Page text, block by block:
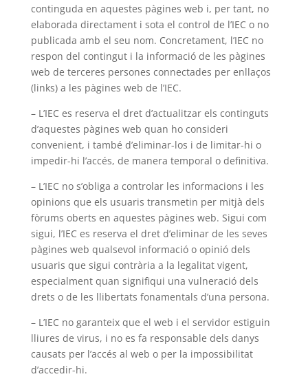
continguda en aquestes pàgines web i, per tant, no
elaborada directament i sota el control de l’IEC o no
publicada amb el seu nom. Concretament, l’IEC no
respon del contingut i la informació de les pàgines
web de terceres persones connectades per enllaços
(links) a les pàgines web de l’IEC.
– L’IEC es reserva el dret d’actualitzar els continguts
d’aquestes pàgines web quan ho consideri
convenient, i també d’eliminar-los i de limitar-hi o
impedir-hi l’accés, de manera temporal o definitiva.
– L’IEC no s’obliga a controlar les informacions i les
opinions que els usuaris transmetin per mitjà dels
fòrums oberts en aquestes pàgines web. Sigui com
sigui, l’IEC es reserva el dret d’eliminar de les seves
pàgines web qualsevol informació o opinió dels
usuaris que sigui contrària a la legalitat vigent,
especialment quan signifiqui una vulneració dels
drets o de les llibertats fonamentals d’una persona.
– L’IEC no garanteix que el web i el servidor estiguin
lliures de virus, i no es fa responsable dels danys
causats per l’accés al web o per la impossibilitat
d’accedir-hi.